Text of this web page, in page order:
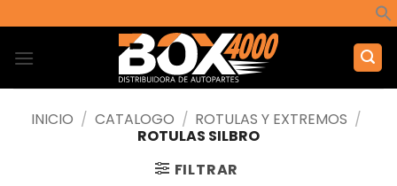
al
contenido
INICIO / CATALOGO / ROTULAS Y EXTREMOS /
ROTULAS SILBRO
FILTRAR